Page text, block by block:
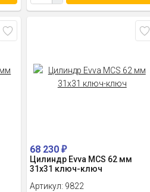
68 230₽
Цилиндр Evva MCS 62 мм
31x31 ключ-ключ
Артикул: 9822